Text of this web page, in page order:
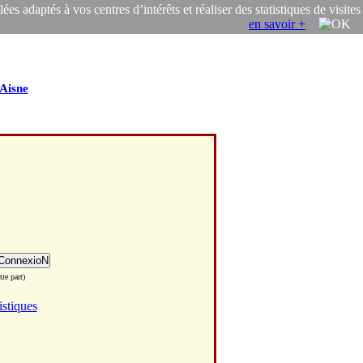
adaptés à vos centres d’intérêts et réaliser des statistiques de visites
en savoir +
Aisne
part)